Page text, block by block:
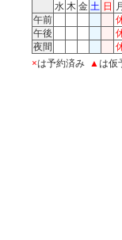
水 木 金 土 日
月
午前
午後
夜間
×は予約済み ▲は仮